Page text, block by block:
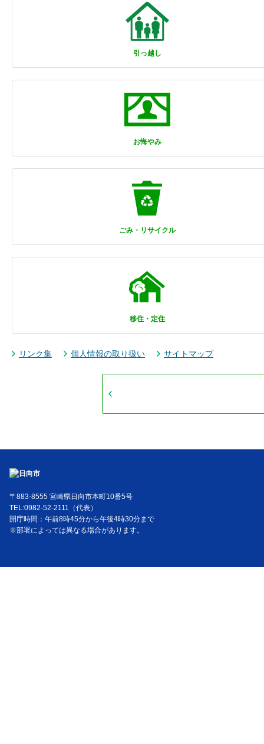
引っ越し
お悔やみ
ごみ・リサイクル
移住・定住
リンク集 個人情報の取り扱い サイトマップ
〒883-8555 宮崎県日向市本町10番5号
TEL:0982-52-2111（代表）
開庁時間：午前8時45分から午後4時30分まで
※部署によっては異なる場合があります。